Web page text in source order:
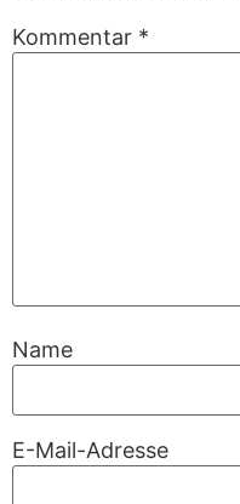
Kommentar *
Name
E-Mail-Adresse